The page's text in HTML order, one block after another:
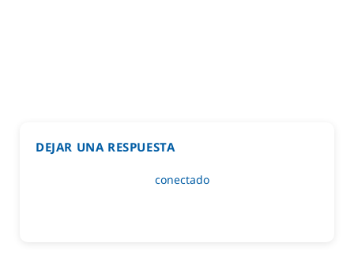
DEJAR UNA RESPUESTA
conectado